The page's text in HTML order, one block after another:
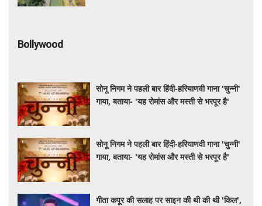
Bollywood
सोनू निगम ने पहली बार हिंदी-हरियाणवी गाना 'चुन्नी'
गाया, बताया- 'यह रोमांस और मस्ती से भरपूर है'
सोनू निगम ने पहली बार हिंदी-हरियाणवी गाना 'चुन्नी'
गाया, बताया- 'यह रोमांस और मस्ती से भरपूर है'
गीता कपूर की सलाह पर साइन की थी की थी 'किल',